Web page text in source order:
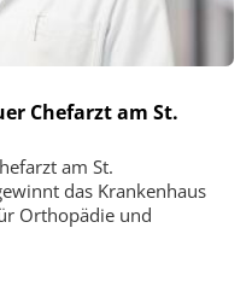
Chefarzt am St.
am St.
das Krankenhaus
Orthopädie und